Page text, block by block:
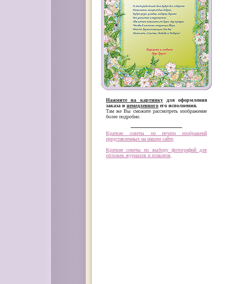
Нажмите на картинкудля оформления
заказа и немедленного его исполнения.
Там же Вы сможите рассмотреть изображение
более подробно.
Краткие советы по печати изображенй
представленных на нашем сайте
Краткие советы по выбору фотографий для
обложек журналов и плакатов